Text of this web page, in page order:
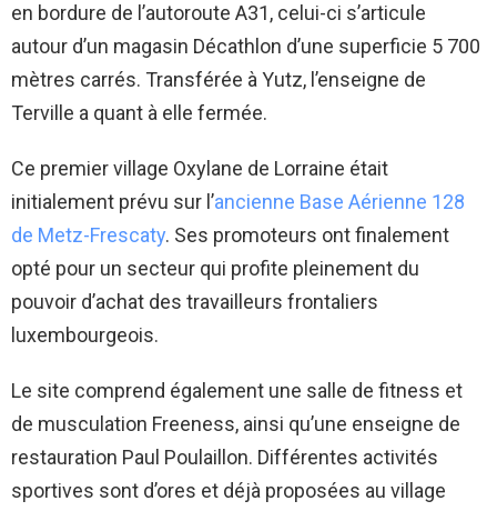
en bordure de l’autoroute A31, celui-ci s’articule
autour d’un magasin Décathlon d’une superficie 5 700
mètres carrés. Transférée à Yutz, l’enseigne de
Terville a quant à elle fermée.
Ce premier village Oxylane de Lorraine était
initialement prévu sur l’ancienne Base Aérienne 128
de Metz-Frescaty. Ses promoteurs ont finalement
opté pour un secteur qui profite pleinement du
pouvoir d’achat des travailleurs frontaliers
luxembourgeois.
Le site comprend également une salle de fitness et
de musculation Freeness, ainsi qu’une enseigne de
restauration Paul Poulaillon. Différentes activités
sportives sont d’ores et déjà proposées au village